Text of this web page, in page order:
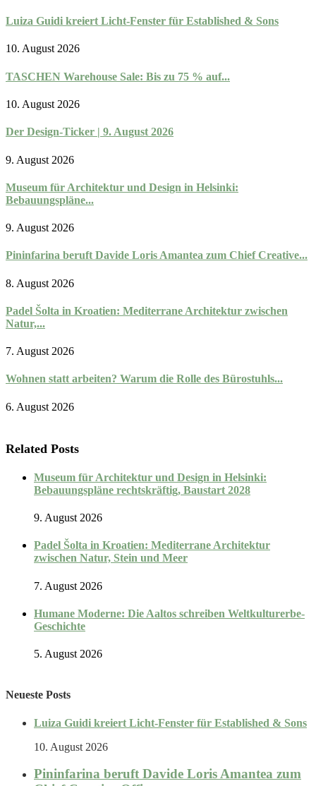
Luiza Guidi kreiert Licht-Fenster für Established & Sons
10. August 2026
TASCHEN Warehouse Sale: Bis zu 75 % auf...
10. August 2026
Der Design-Ticker | 9. August 2026
9. August 2026
Museum für Architektur und Design in Helsinki:
Bebauungspläne...
9. August 2026
Pininfarina beruft Davide Loris Amantea zum Chief Creative...
8. August 2026
Padel Šolta in Kroatien: Mediterrane Architektur zwischen
Natur,...
7. August 2026
Wohnen statt arbeiten? Warum die Rolle des Bürostuhls...
6. August 2026
Related Posts
Museum für Architektur und Design in Helsinki:
Bebauungspläne rechtskräftig, Baustart 2028
9. August 2026
Padel Šolta in Kroatien: Mediterrane Architektur
zwischen Natur, Stein und Meer
7. August 2026
Humane Moderne: Die Aaltos schreiben Weltkulturerbe-
Geschichte
5. August 2026
Neueste Posts
Luiza Guidi kreiert Licht-Fenster für Established & Sons
10. August 2026
Pininfarina beruft Davide Loris Amantea zum